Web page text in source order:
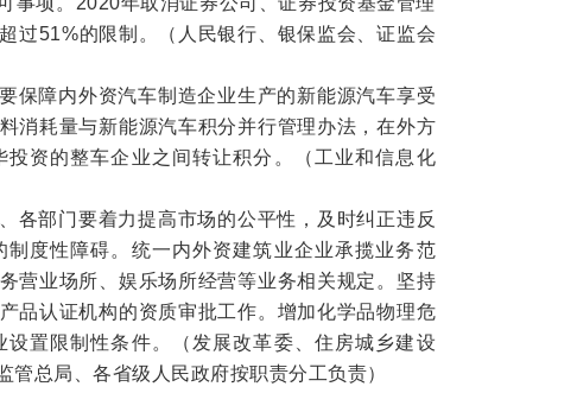
过51%的限制。
（人民银行、银保监会、证监会
保障内外资汽车制造企业生产的新能源汽车享受
消耗量与新能源汽车积分并行管理办法，在外方
资的整车企业之间转让积分。
（工业和信息化
各部门要着力提高市场的公平性，及时纠正违反
度性障碍。统一内外资建筑业企业承揽业务范
营业场所、娱乐场所经营等业务相关规定。坚持
品认证机构的资质审批工作。增加化学品物理危
置限制性条件。
（发展改革委、住房城乡建设
总局、各省级人民政府按职责分工负责）